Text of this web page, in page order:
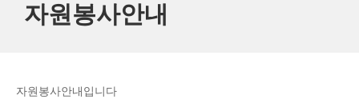
자원봉사안내
자원봉사안내입니다